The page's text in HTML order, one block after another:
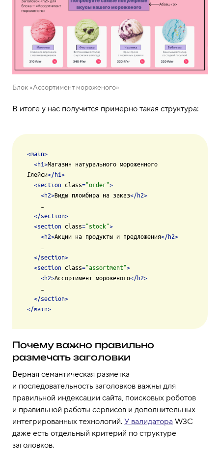
Блок «Ассортимент мороженого»
В итоге у нас получится примерно такая структура:
<main>
<h1>Магазин натурального мороженного
Глейси</h1>
<section class="order">
<h2>Виды пломбира на заказ</h2>
</section>
<section class="stock">
<h2>Акции на продукты и предложения</h2>
</section>
<section class="assortment">
<h2>Ассортимент мороженого</h2>
</section>
</main>
Почему важно правильно
размечать заголовки
Верная семантическая разметка
и последовательность заголовков важны для
правильной индексации сайта, поисковых роботов
и правильной работы сервисов и дополнительных
интегрированных технологий. У валидатора W3C
даже есть отдельный критерий по структуре
заголовков.